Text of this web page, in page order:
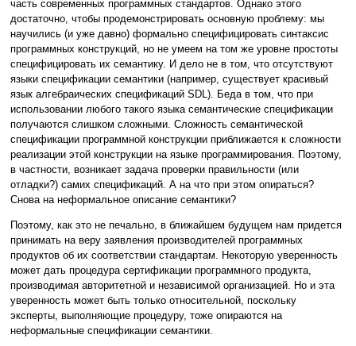
часть современных программных стандартов. Однако этого
достаточно, чтобы продемонстрировать основную проблему: мы
научились (и уже давно) формально специфицировать синтаксис
программных конструкций, но не умеем на том же уровне простоты
специфицировать их семантику. И дело не в том, что отсутствуют
языки спецификации семантики (например, существует красивый
язык алгебраических спецификаций SDL). Беда в том, что при
использовании любого такого языка семантические спецификации
получаются слишком сложными. Сложность семантической
спецификации программной конструкции приближается к сложности
реализации этой конструкции на языке программирования. Поэтому,
в частности, возникает задача проверки правильности (или
отладки?) самих спецификаций. А на что при этом опираться?
Снова на неформальное описание семантики?
Поэтому, как это не печально, в ближайшем будущем нам придется
принимать на веру заявления производителей программных
продуктов об их соответствии стандартам. Некоторую уверенность
может дать процедура сертификации программного продукта,
производимая авторитетной и независимой организацией. Но и эта
уверенность может быть только относительной, поскольку
эксперты, выполняющие процедуру, тоже опираются на
неформальные спецификации семантики.